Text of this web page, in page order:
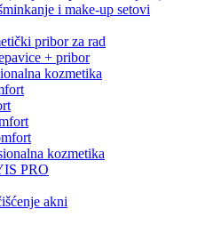
i make-up setovi
pribor za rad
+ pribor
kozmetika
kozmetika
PRO
akni